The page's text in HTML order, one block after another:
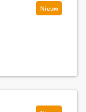
Nieuw